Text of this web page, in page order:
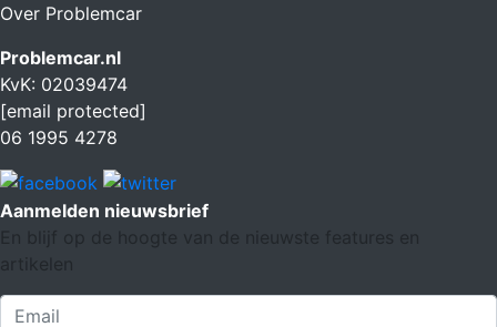
Over Problemcar
Problemcar.nl
KvK: 02039474
[email protected]
06 1995 4278
Aanmelden nieuwsbrief
En blijf op de hoogte van de nieuwste features en
artikelen